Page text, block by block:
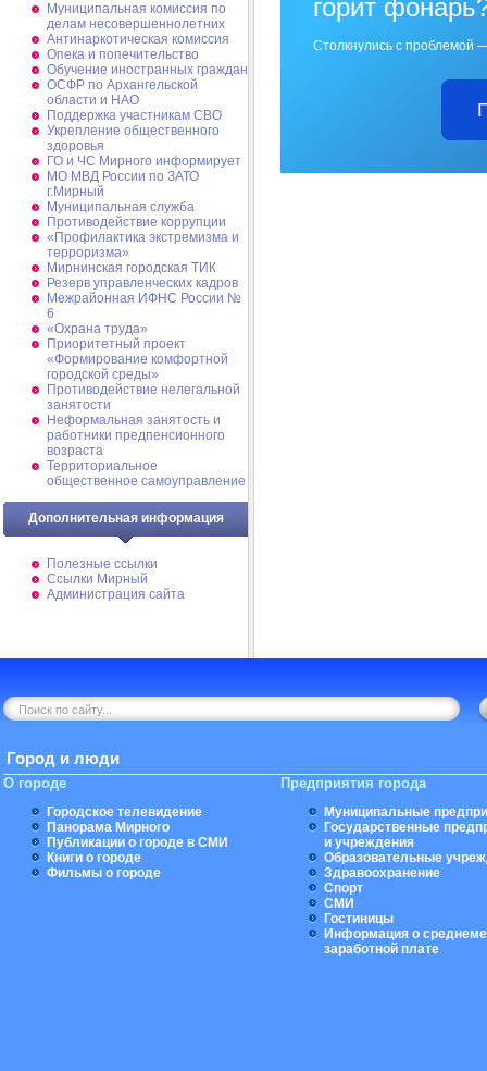
Муниципальная комиссия по
делам несовершеннолетних
Антинаркотическая комиссия
Опека и попечительство
Обучение иностранных граждан
ОСФР по Архангельской
области и НАО
Поддержка участникам СВО
Укрепление общественного
здоровья
ГО и ЧС Мирного информирует
МО МВД России по ЗАТО
г.Мирный
Муниципальная cлужба
Противодействие коррупции
«Профилактика экстремизма и
терроризма»
Мирнинская городская ТИК
Резерв управленческих кадров
Межрайонная ИФНС России №
6
«Охрана труда»
Приоритетный проект
«Формирование комфортной
городской среды»
Противодействие нелегальной
занятости
Неформальная занятость и
работники предпенсионного
возраста
Территориальное
общественное самоуправление
Дополнительная информация
Полезные ссылки
Ссылки Мирный
Администрация сайта
горит
Столкнулись с проблемой
Город и люди
О городе
Городское телевидение
Панорама Мирного
Публикации о городе в СМИ
Книги о городе
Фильмы о городе
Предприятия города
Муниципальные
Государственные
и учреждения
Образовательные
Здравоохранение
Спорт
СМИ
Гостиницы
Информация о
заработной плате